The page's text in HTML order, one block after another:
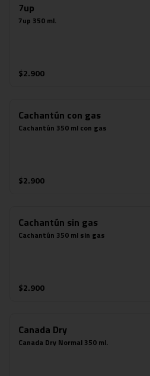
7up
7up 350 ml.
$2.900
Cachantún con gas
Cachantún 350 ml con gas
$2.900
Cachantún sin gas
Cachantún 350 ml sin gas
$2.900
Canada Dry
Canada Dry Normal 350 ml.